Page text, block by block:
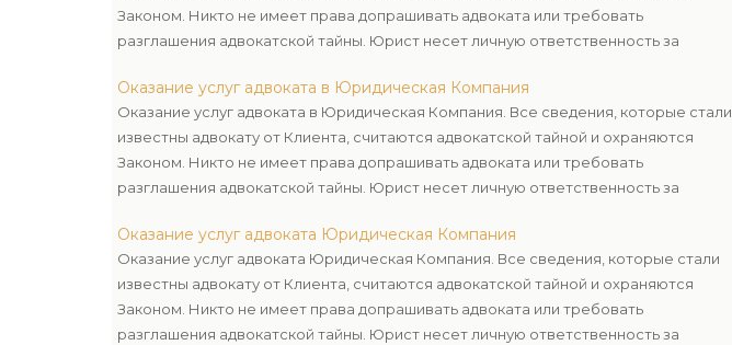
Законом. Никто не имеет права допрашивать адвоката или требовать
разглашения адвокатской тайны. Юрист несет личную ответственность за
Оказание услуг адвоката в Юридическая Компания
Оказание услуг адвоката в Юридическая Компания. Все сведения, которые стали
известны адвокату от Клиента, считаются адвокатской тайной и охраняются
Законом. Никто не имеет права допрашивать адвоката или требовать
разглашения адвокатской тайны. Юрист несет личную ответственность за
Оказание услуг адвоката Юридическая Компания
Оказание услуг адвоката Юридическая Компания. Все сведения, которые стали
известны адвокату от Клиента, считаются адвокатской тайной и охраняются
Законом. Никто не имеет права допрашивать адвоката или требовать
разглашения адвокатской тайны. Юрист несет личную ответственность за